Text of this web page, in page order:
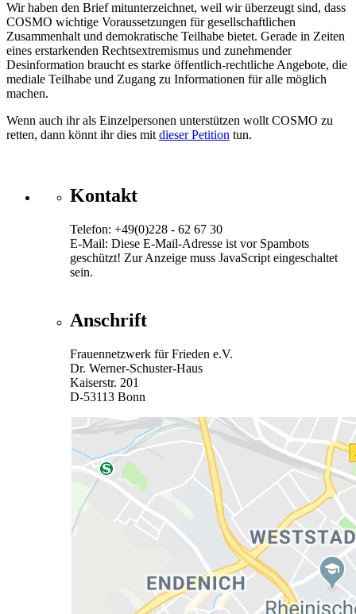
Wir haben den Brief mitunterzeichnet, weil wir überzeugt sind, dass
COSMO wichtige Voraussetzungen für gesellschaftlichen
Zusammenhalt und demokratische Teilhabe bietet. Gerade in Zeiten
eines erstarkenden Rechtsextremismus und zunehmender
Desinformation braucht es starke öffentlich-rechtliche Angebote, die
mediale Teilhabe und Zugang zu Informationen für alle möglich
machen.
Wenn auch ihr als Einzelpersonen unterstützen wollt COSMO zu
retten, dann könnt ihr dies mit dieser Petition tun.
Kontakt
Telefon: +49(0)228 - 62 67 30
E-Mail: Diese E-Mail-Adresse ist vor Spambots
geschützt! Zur Anzeige muss JavaScript eingeschaltet
sein.
Anschrift
Frauennetzwerk für Frieden e.V.
Dr. Werner-Schuster-Haus
Kaiserstr. 201
D-53113 Bonn